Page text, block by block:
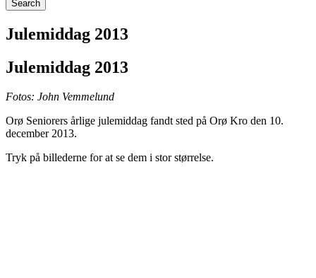
Julemiddag 2013
Julemiddag 2013
Fotos: John Vemmelund
Orø Seniorers årlige julemiddag fandt sted på Orø Kro den 10.
december 2013.
Tryk på billederne for at se dem i stor størrelse.